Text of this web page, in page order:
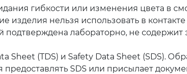
гибкости или изменения цвета в
изделия нельзя использовать в
подтверждена лабораторно, не содержит
Sheet (TDS) и Safety Data Sheet (SDS).
предоставлять SDS или присылает